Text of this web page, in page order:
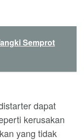
Semprot
dapat
kerusakan
yang tidak